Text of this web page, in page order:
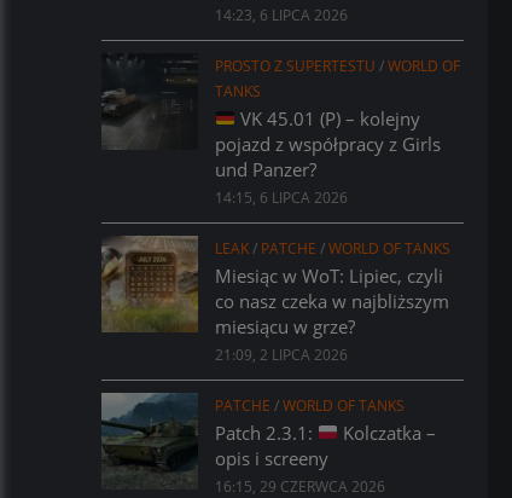
14:23, 6 LIPCA 2026
PROSTO Z SUPERTESTU /WORLD OF
TANKS
VK 45.01 (P) – kolejny
pojazd z współpracy z Girls
und Panzer?
14:15, 6 LIPCA 2026
LEAK/ PATCHE /WORLD OF TANKS
Miesiąc w WoT: Lipiec, czyli
co nasz czeka w najbliższym
miesiącu w grze?
21:09, 2 LIPCA 2026
PATCHE /WORLD OF TANKS
Patch 2.3.1:
Kolczatka –
opis i screeny
16:15, 29 CZERWCA 2026